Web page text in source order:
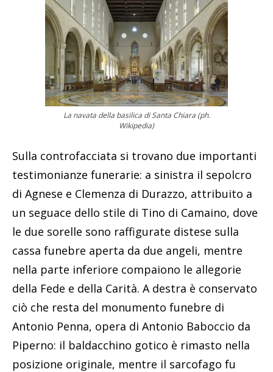
La navata della basilica di Santa Chiara (ph.
Wikipedia)
Sulla controfacciata si trovano due importanti
testimonianze funerarie: a sinistra il sepolcro
di Agnese e Clemenza di Durazzo, attribuito a
un seguace dello stile di Tino di Camaino, dove
le due sorelle sono raffigurate distese sulla
cassa funebre aperta da due angeli, mentre
nella parte inferiore compaiono le allegorie
della Fede e della Carità. A destra è conservato
ciò che resta del monumento funebre di
Antonio Penna, opera di Antonio Baboccio da
Piperno: il baldacchino gotico è rimasto nella
posizione originale, mentre il sarcofago fu